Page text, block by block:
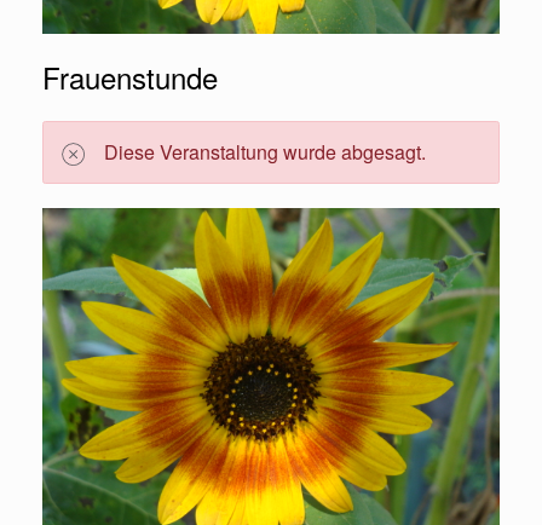
Frauenstunde
Diese Veranstaltung wurde abgesagt.